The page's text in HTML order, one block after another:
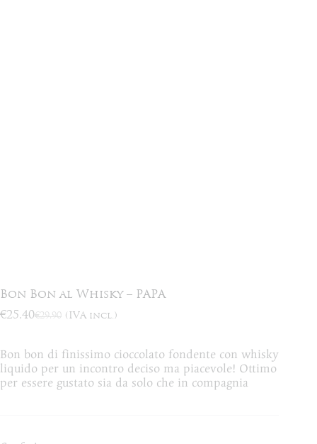
Bon Bon al Whisky – PAPA
€29,90
Il
originale
era:
€29,90.
€25,40Il
attuale
è:
€25,40.
(IVA incl.)
Bon bon di finissimo cioccolato fondente con whisky
liquido per un incontro deciso ma piacevole! Ottimo
per essere gustato sia da solo che in compagnia